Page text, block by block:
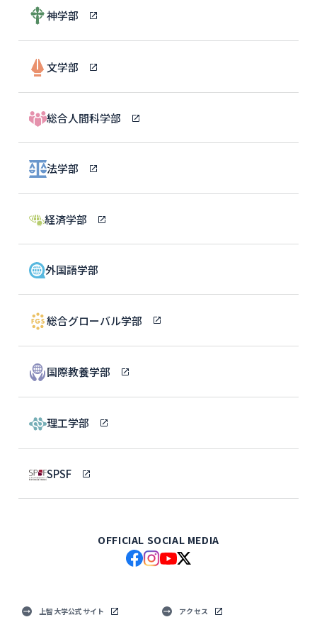
神学部
文学部
総合人間科学部
法学部
経済学部
外国語学部
総合グローバル学部
国際教養学部
理工学部
SPSF
OFFICIAL SOCIAL MEDIA
上智大学公式サイト アクセス